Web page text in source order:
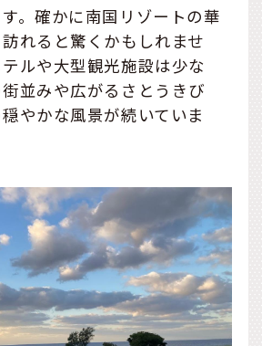
。確かに南国リゾートの華
れると驚くかもしれませ
ルや大型観光施設は少な
並みや広がるさとうきび
やかな風景が続いていま